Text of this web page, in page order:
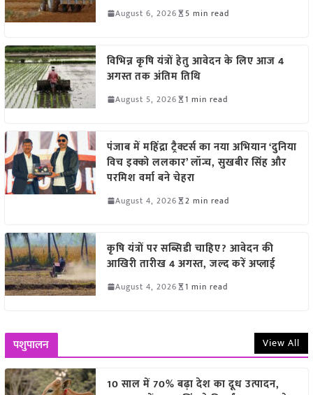
August 6, 2026 5 min read
विभिन्न कृषि यंत्रों हेतु आवेदन के लिए आज 4
अगस्त तक अंतिम तिथि
August 5, 2026 1 min read
पंजाब में महिंद्रा ट्रैक्टर्स का नया अभियान ‘दुनिया
विच इक्को ललकार’ लॉन्च, सुखबीर सिंह और
परमिश वर्मा बने चेहरा
August 4, 2026 2 min read
कृषि यंत्रों पर सब्सिडी चाहिए? आवेदन की
आखिरी तारीख 4 अगस्त, जल्द करें अप्लाई
August 4, 2026 1 min read
पशुपालन View All
10 साल में 70% बढ़ा देश का दूध उत्पादन,